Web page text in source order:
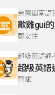
台灣閩南語
歕雞gui
鄭安住
超級英語通-
齊斌